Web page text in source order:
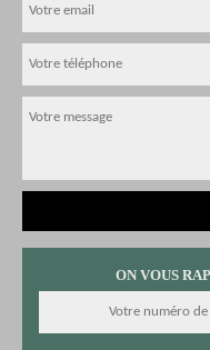
ON VOUS